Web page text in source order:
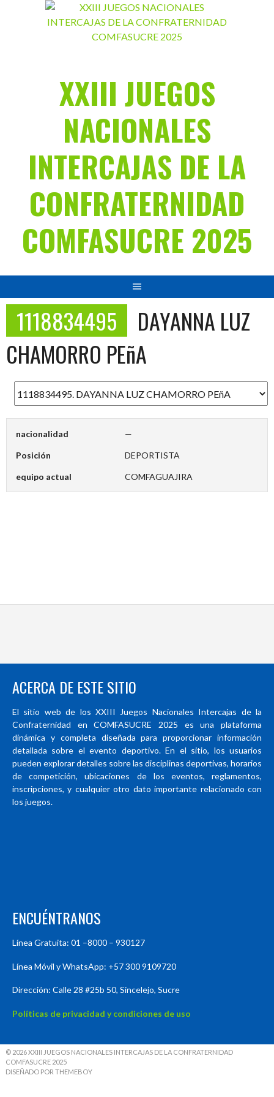
XXIII JUEGOS
NACIONALES
INTERCAJAS DE LA
CONFRATERNIDAD
COMFASUCRE 2025
1118834495
DAYANNA LUZ
CHAMORRO PEñA
nacionalidad —
Posición DEPORTISTA
equipo actual COMFAGUAJIRA
ACERCA DE ESTE SITIO
El sitio web de los XXIII Juegos Nacionales Intercajas de la
Confraternidad en COMFASUCRE 2025 es una plataforma
dinámica y completa diseñada para proporcionar información
detallada sobre el evento deportivo. En el sitio, los usuarios
pueden explorar detalles sobre las disciplinas deportivas, horarios
de competición, ubicaciones de los eventos, reglamentos,
inscripciones, y cualquier otro dato importante relacionado con
los juegos.
ENCUÉNTRANOS
Línea Gratuita: 01 –8000 – 930127
Línea Móvil y WhatsApp: +57 300 9109720
Dirección: Calle 28 #25b 50, Sincelejo, Sucre
Políticas de privacidad y condiciones de uso
© 2026 XXIII JUEGOS NACIONALES INTERCAJAS DE LA CONFRATERNIDAD
COMFASUCRE 2025
DISEÑADO POR THEMEBOY